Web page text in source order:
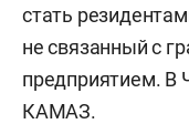
стать
не связанный с
предприятием. В
КАМАЗ.